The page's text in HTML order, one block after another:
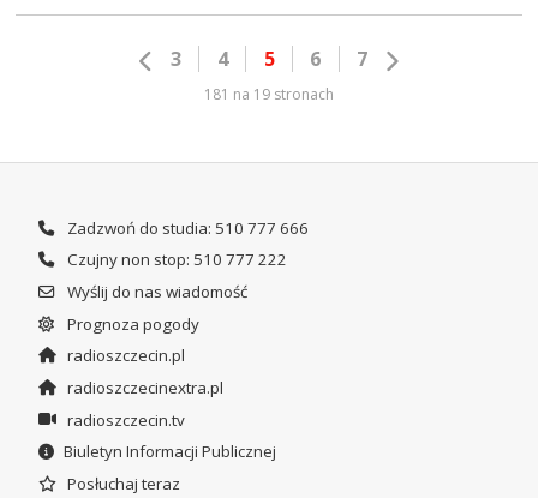
3 4 5 6 7
181 na 19 stronach
Zadzwoń do studia: 510 777 666
Czujny non stop: 510 777 222
Wyślij do nas wiadomość
Prognoza pogody
radioszczecin.pl
radioszczecinextra.pl
radioszczecin.tv
Biuletyn Informacji Publicznej
Posłuchaj teraz